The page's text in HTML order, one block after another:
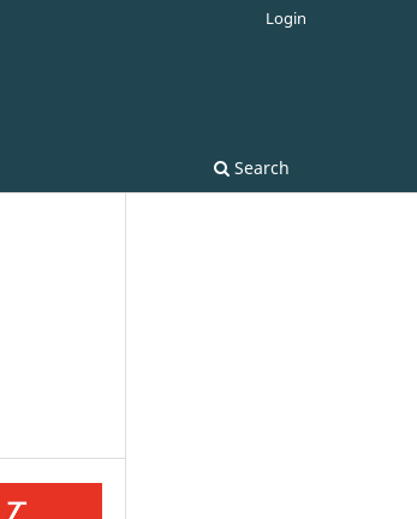
Search
Login